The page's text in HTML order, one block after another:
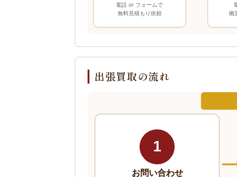
電話 or フォームで
無料見積もり依頼 概
出張買取の流れ
1
お問い合わせ